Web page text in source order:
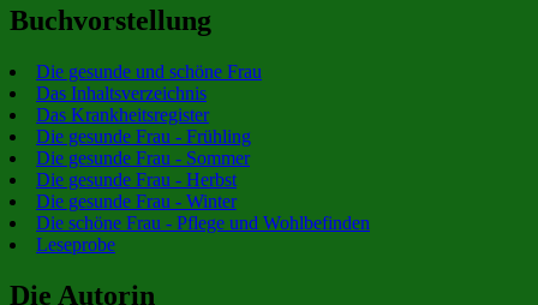
Buchvorstellung
Die gesunde und schöne Frau
Das Inhaltsverzeichnis
Das Krankheitsregister
Die gesunde Frau - Frühling
Die gesunde Frau - Sommer
Die gesunde Frau - Herbst
Die gesunde Frau - Winter
Die schöne Frau - Pflege und Wohlbefinden
Leseprobe
Die Autorin